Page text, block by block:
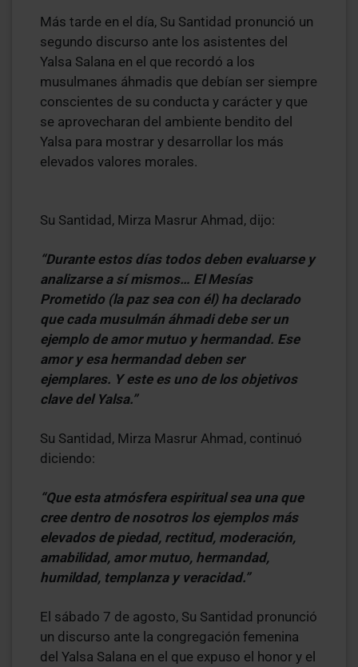
Más tarde en el día, Su Santidad pronunció un
segundo discurso ante los asistentes del
Yalsa Salana en el que recordó a los
musulmanes áhmadis que debían ser siempre
conscientes de su conducta y carácter y que
se aprovecharan del ambiente bendito del
Yalsa para mostrar y desarrollar los más
elevados valores morales.
Su Santidad, Mirza Masrur Ahmad, dijo:
“Durante estos días todos deben evaluarse y
analizarse a sí mismos… El Mesías
Prometido (la paz sea con él) ha declarado
que cada musulmán áhmadi debe ser un
ejemplo de amor mutuo y hermandad. Ese
amor y esa hermandad deben ser
ejemplares. Y este es uno de los objetivos
clave del Yalsa.”
Su Santidad, Mirza Masrur Ahmad, continuó
diciendo:
“Que esta atmósfera espiritual sea una que
cree dentro de nosotros los ejemplos más
elevados de piedad, rectitud, moderación,
amabilidad, amor mutuo, hermandad,
humildad, templanza y veracidad.”
El sábado 7 de agosto, Su Santidad pronunció
un discurso ante la congregación femenina
del Yalsa Salana en el que expuso el honor y el